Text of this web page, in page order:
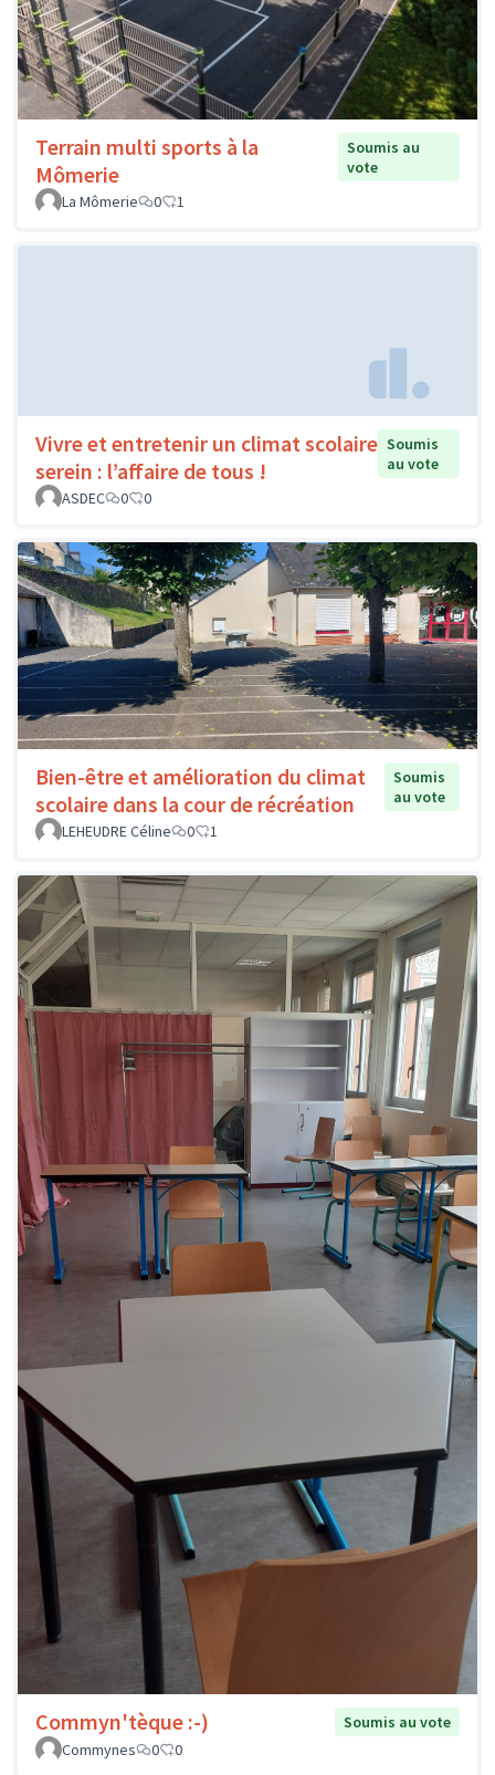
Terrain multi sports à la
Mômerie
Soumis au
vote
La Mômerie
0 1
Vivre et entretenir un climat scolaire
serein : l’affaire de tous !
Soumis
au vote
ASDEC
0 0
Bien-être et amélioration du climat
scolaire dans la cour de récréation
Soumis
au vote
LEHEUDRE Céline
0 1
Commyn'tèque :-)
Soumis au vote
Commynes
0 0